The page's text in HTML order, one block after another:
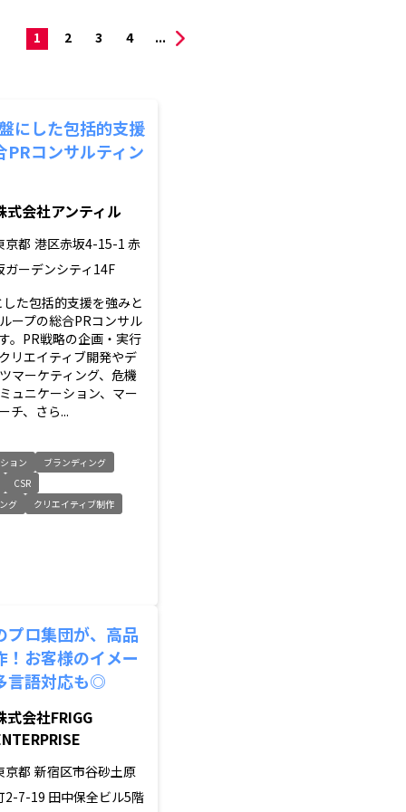
1 2 3 4 ...
にした包括的支援
PRコンサルティン
式会社アンティル
京都 港区赤坂4-15-1 赤
ガーデンシティ14F
た包括的支援を強みと
ープの総合PRコンサル
。PR戦略の企画・実行
リエイティブ開発やデ
マーケティング、危機
ュニケーション、マー
チ、さら...
ョン
ブランディング
CSR
グ
クリエイティブ制作
プロ集団が、高品
！お客様のイメー
言語対応も◎
式会社FRIGG
京都 新宿区市谷砂土原
2-7-19 田中保全ビル5階